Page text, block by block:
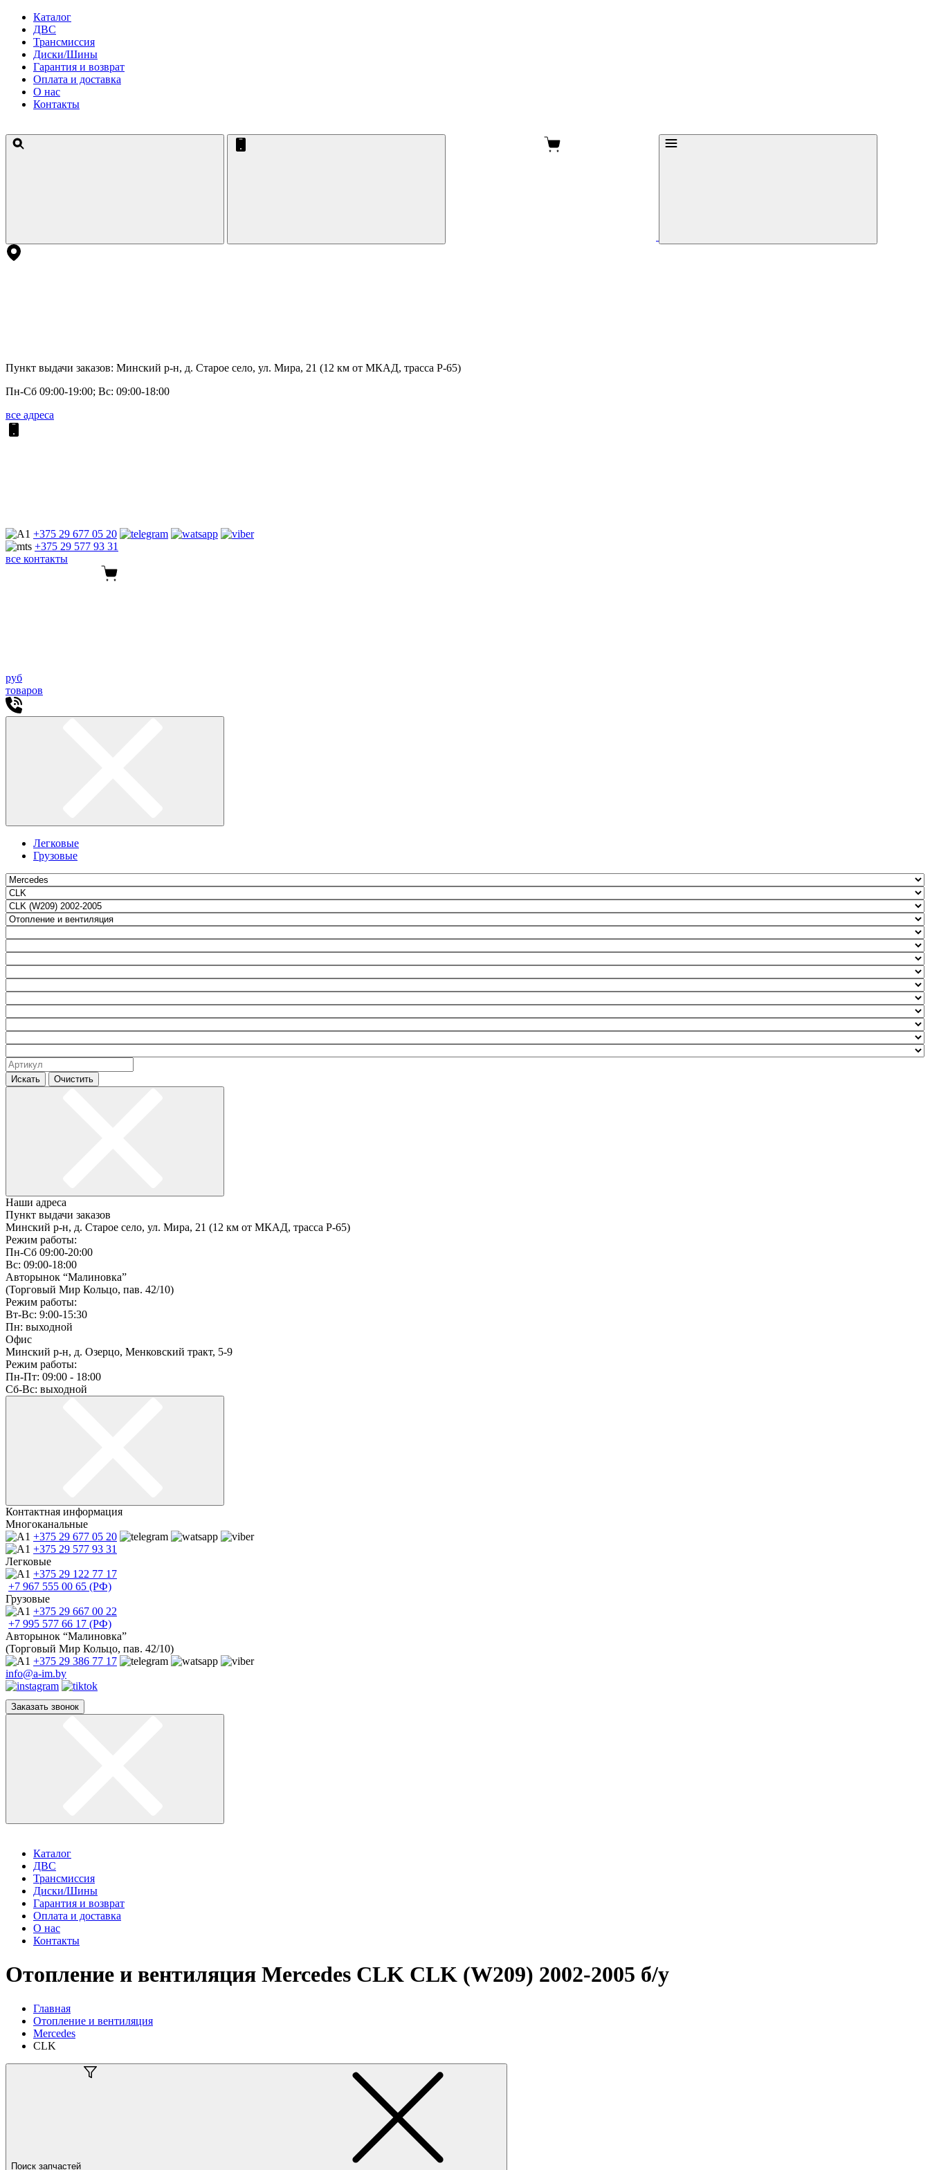
Каталог
ДВС
Трансмиссия
Диски/Шины
Гарантия и возврат
Оплата и доставка
О нас
Контакты
Пункт выдачи заказов: Минский р-н, д. Старое село, ул. Мира, 21 (12 км от МКАД, трасса P-65)
Пн-Сб 09:00-19:00; Вс: 09:00-18:00
все адреса
+375 29 677 05 20
+375 29 577 93 31
все контакты
руб
товаров
Легковые
Грузовые
Искать Очистить
Наши адреса
Пункт выдачи заказов
Минский р-н, д. Старое село, ул. Мира, 21 (12 км от МКАД, трасса P-65)
Режим работы:
Пн-Сб 09:00-20:00
Вс: 09:00-18:00
Авторынок “Малиновка”
(Торговый Мир Кольцо, пав. 42/10)
Режим работы:
Вт-Вс: 9:00-15:30
Пн: выходной
Офис
Минский р-н, д. Озерцо, Менковский тракт, 5-9
Режим работы:
Пн-Пт: 09:00 - 18:00
Сб-Вс: выходной
Контактная информация
Многоканальные
+375 29 677 05 20
+375 29 577 93 31
Легковые
+375 29 122 77 17
+7 967 555 00 65 (РФ)
Грузовые
+375 29 667 00 22
+7 995 577 66 17 (РФ)
Авторынок “Малиновка”
(Торговый Мир Кольцо, пав. 42/10)
+375 29 386 77 17
info@a-im.by
Заказать звонок
Каталог
ДВС
Трансмиссия
Диски/Шины
Гарантия и возврат
Оплата и доставка
О нас
Контакты
Отопление и вентиляция Mercedes CLK CLK (W209) 2002-2005 б/у
Главная
Отопление и вентиляция
Mercedes
CLK
Поиск запчастей